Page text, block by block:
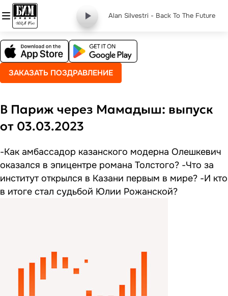
Alan Silvestri - Back To The Future
ЗАКАЗАТЬ ПОЗДРАВЛЕНИЕ
В Париж через Мамадыш: выпуск
от 03.03.2023
-Как амбассадор казанского модерна Олешкевич
оказался в эпицентре романа Толстого? -Что за
институт открылся в Казани первым в мире? -И кто
в итоге стал судьбой Юлии Рожанской?